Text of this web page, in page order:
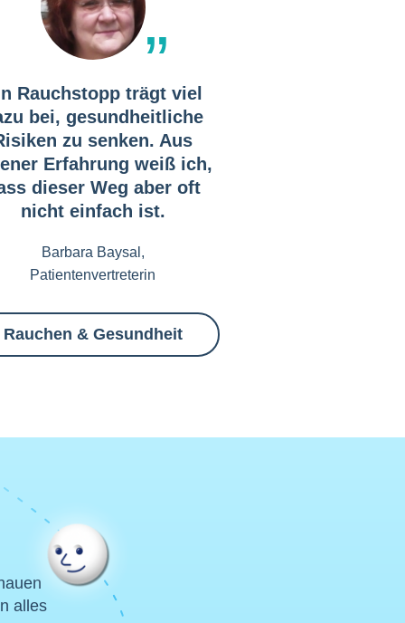
Rauchstopp trägt viel
bei, gesundheitliche
zu senken. Aus
Erfahrung weiß ich,
dieser Weg aber oft
nicht einfach ist.
Barbara Baysal,
Patientenvertreterin
Rauchen & Gesundheit
alles